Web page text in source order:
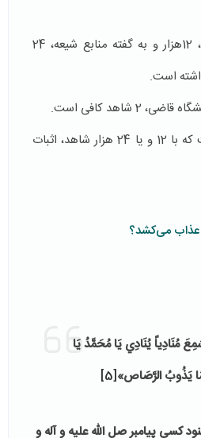
به گفته منابع اهل تسنن، 12هزار و به گفته منابع شیعه، 24
است.
شاهد کافی است.
غربت علی ع بقدری است که با 12 و یا 24 هزار شاهد، اثبات
عذاب می‌کشد؟
مُنَادِياً يُنَادِي يَا مُحَمَّدُ يَا
يَذُوبُ‏ الرَّصَاص»‏[5]
کسی پیامبر صل الله علیه و آله و